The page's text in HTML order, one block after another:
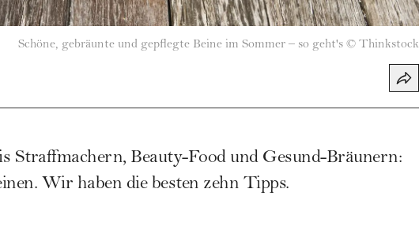
Schöne, gebräunte und gepflegte Beine im Sommer – so geht's © Thinkstock
Straffmachern, Beauty-Food und Gesund-Bräunern:
. Wir haben die besten zehn Tipps.